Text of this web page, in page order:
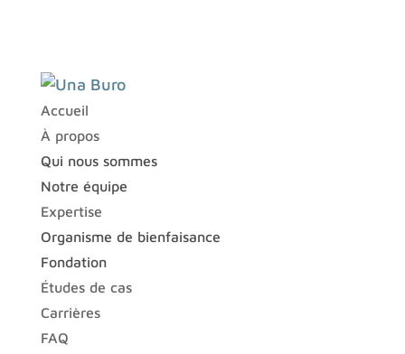
Accueil
À propos
Qui nous sommes
Notre équipe
Expertise
Organisme de bienfaisance
Fondation
Études de cas
Carrières
FAQ